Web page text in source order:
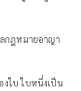
กฎหมายอาญา
งใบ ใบหนึ่งเป็น